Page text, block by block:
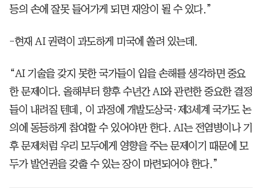
등의 손에 잘못 들어가게 되면 재앙이 될 수 있다.”
-현재 AI 권력이 과도하게 미국에 쏠려 있는데.
“AI 기술을 갖지 못한 국가들이 입을 손해를 생각하면 중요
한 문제이다. 올해부터 향후 수년간 AI와 관련한 중요한 결정
들이 내려질 텐데, 이 과정에 개발도상국·제3세계 국가도 논
의에 동등하게 참여할 수 있어야만 한다. AI는 전염병이나 기
후 문제처럼 우리 모두에게 영향을 주는 문제이기 때문에 모
두가 발언권을 갖출 수 있는 장이 마련되어야 한다.”